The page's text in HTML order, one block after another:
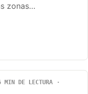
zonas…
MIN DE LECTURA